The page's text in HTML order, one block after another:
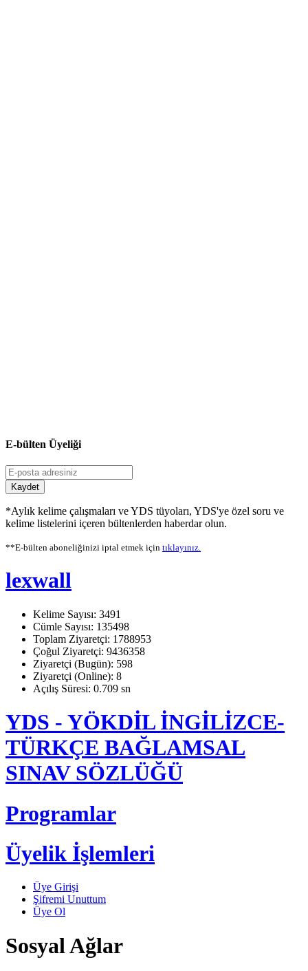
E-bülten Üyeliği
Kaydet
*Aylık kelime çalışmaları ve YDS tüyoları, YDS'ye özel soru ve
kelime listelerini içeren bültenlerden haberdar olun.
**E-bülten aboneliğinizi iptal etmek için tıklayınız.
lexwall
Kelime Sayısı: 3491
Cümle Sayısı: 135498
Toplam Ziyaretçi: 1788953
Çoğul Ziyaretçi: 9436358
Ziyaretçi (Bugün): 598
Ziyaretçi (Online): 8
Açılış Süresi: 0.709 sn
YDS - YÖKDİL İNGİLİZCE-
TÜRKÇE BAĞLAMSAL
SINAV SÖZLÜĞÜ
Programlar
Üyelik İşlemleri
Üye Girişi
Şifremi Unuttum
Üye Ol
Sosyal Ağlar